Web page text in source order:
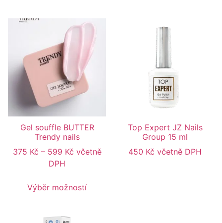
Gel souffle BUTTER
Trendy nails
375 Kč – 599 Kč včetně
DPH
Výběr možností
Top Expert JZ Nails
Group 15 ml
450 Kč včetně DPH